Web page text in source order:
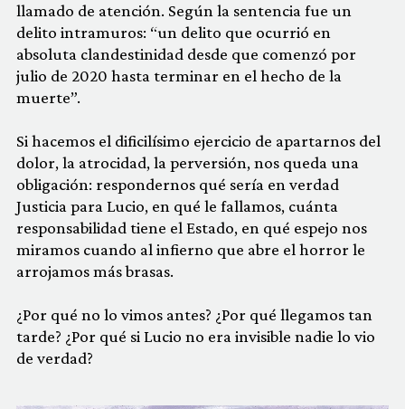
llamado de atención. Según la sentencia fue un
delito intramuros: “un delito que ocurrió en
absoluta clandestinidad desde que comenzó por
julio de 2020 hasta terminar en el hecho de la
muerte”.
Si hacemos el dificilísimo ejercicio de apartarnos del
dolor, la atrocidad, la perversión, nos queda una
obligación: respondernos qué sería en verdad
Justicia para Lucio, en qué le fallamos, cuánta
responsabilidad tiene el Estado, en qué espejo nos
miramos cuando al infierno que abre el horror le
arrojamos más brasas.
¿Por qué no lo vimos antes? ¿Por qué llegamos tan
tarde? ¿Por qué si Lucio no era invisible nadie lo vio
de verdad?